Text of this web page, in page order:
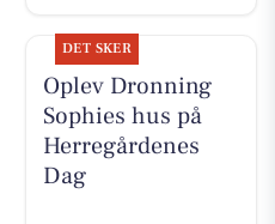
DET SKER
Oplev Dronning
Sophies hus på
Herregårdenes
Dag